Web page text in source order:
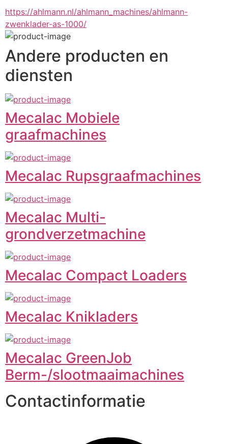
https://ahlmann.nl/ahlmann_machines/ahlmann-
zwenklader-as-1000/
Andere producten en
diensten
Mecalac Mobiele
graafmachines
Mecalac Rupsgraafmachines
Mecalac Multi-
grondverzetmachine
Mecalac Compact Loaders
Mecalac Knikladers
Mecalac GreenJob
Berm-/slootmaaimachines
Contactinformatie